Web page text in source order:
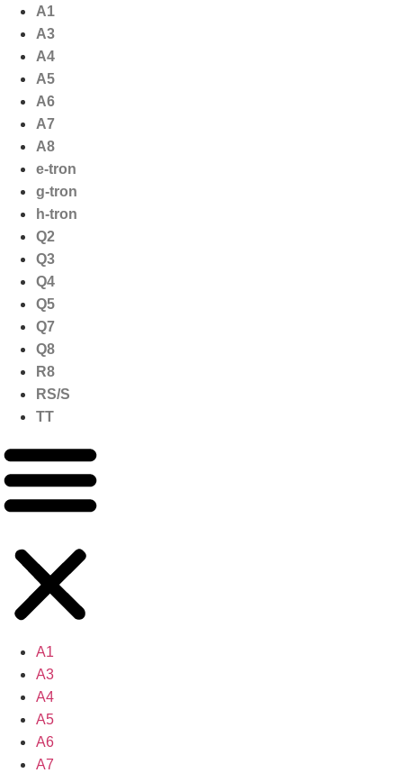
naar
inhoud
A1
A3
A4
A5
A6
A7
A8
e-tron
g-tron
h-tron
Q2
Q3
Q4
Q5
Q7
Q8
R8
RS/S
TT
A1
A3
A4
A5
A6
A7